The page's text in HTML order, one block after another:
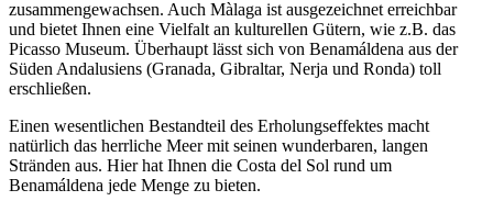
zusammengewachsen. Auch Màlaga ist ausgezeichnet erreichbar
und bietet Ihnen eine Vielfalt an kulturellen Gütern, wie z.B. das
Picasso Museum. Überhaupt lässt sich von Benamáldena aus der
Süden Andalusiens (Granada, Gibraltar, Nerja und Ronda) toll
erschließen.
Einen wesentlichen Bestandteil des Erholungseffektes macht
natürlich das herrliche Meer mit seinen wunderbaren, langen
Stränden aus. Hier hat Ihnen die Costa del Sol rund um
Benamáldena jede Menge zu bieten.